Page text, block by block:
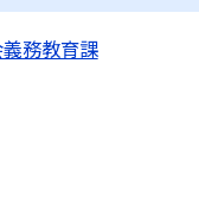
務教育課